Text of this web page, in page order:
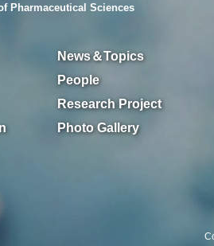
Pharmaceutical Sciences
News＆Topics
People
Research Project
Photo Gallery